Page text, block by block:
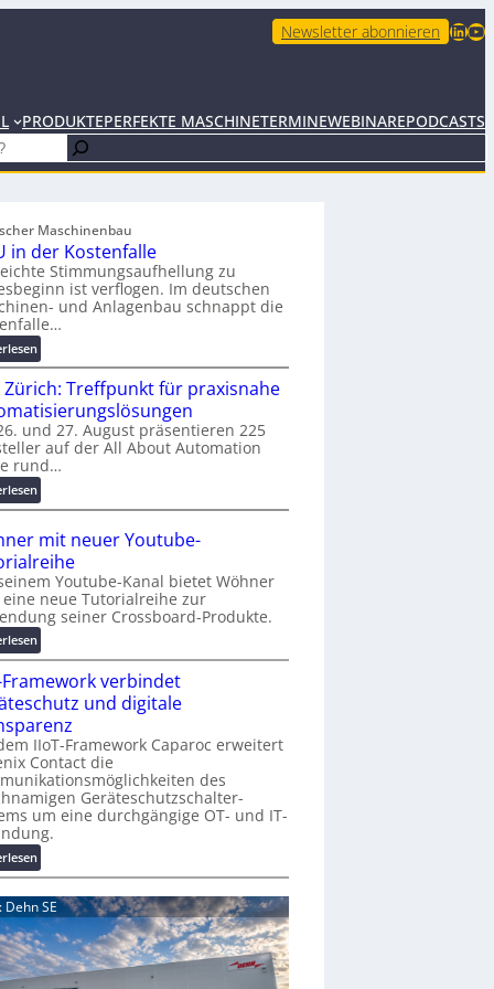
Newsletter abonnieren LinkedIn YouTube
PRODUKTEPERFEKTE MASCHINETERMINEWEBINAREPODCASTS
Maschinenbau
in der Kostenfalle
Stimmungsaufhellung zu
ist verflogen. Im deutschen
und Anlagenbau schnappt die
:
K
M
U
i
n
d
r
o
s
t
e
n
f
a
l
l
e
Zürich: Treffpunkt für praxisnahe
und 27. August präsentieren 225
auf der All About Automation
rund…
:
A
A
Z
ü
r
i
c
:
T
r
e
f
f
p
u
n
k
f
ü
r
p
mit neuer Youtube-
Youtube-Kanal bietet Wöhner
neue Tutorialreihe zur
seiner Crossboard-Produkte.
:
W
ö
h
n
e
r
m
i
t
n
e
u
e
r
Y
o
u
Framework verbindet
und digitale
IIoT-Framework Caparoc erweitert
Contact die
des
Geräteschutzschalter-
um eine durchgängige OT- und IT-
:
I
I
o
T
-
F
Dehn SE